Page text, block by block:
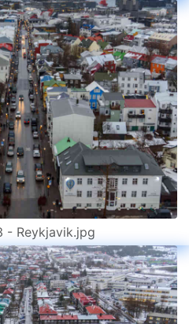
- Reykjavik.jpg